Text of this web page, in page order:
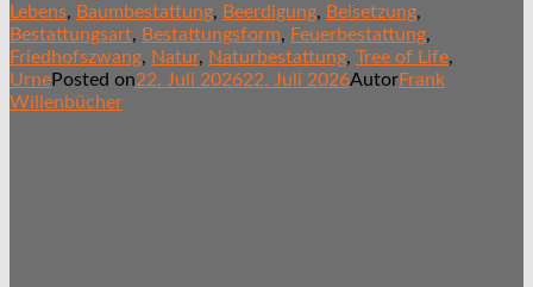
Lebens, Baumbestattung, Beerdigung, Beisetzung,
Bestattungsart, Bestattungsform, Feuerbestattung,
Friedhofszwang, Natur, Naturbestattung, Tree of Life,
UrnePosted on22. Juli 202622. Juli 2026AutorFrank
Willenbücher